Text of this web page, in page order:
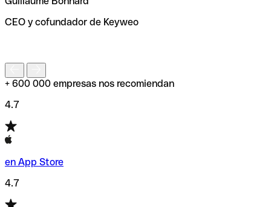
de enviar tu transferencia.
CEO y cofundador de Keyweo
+ 600 000 empresas nos recomiendan
4.7
en App Store
4.7